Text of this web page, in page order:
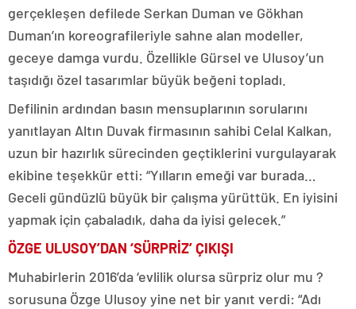
gerçekleşen defilede Serkan Duman ve Gökhan
Duman’ın koreografileriyle sahne alan modeller,
geceye damga vurdu. Özellikle Gürsel ve Ulusoy’un
taşıdığı özel tasarımlar büyük beğeni topladı.
Defilinin ardından basın mensuplarının sorularını
yanıtlayan Altın Duvak firmasının sahibi Celal Kalkan,
uzun bir hazırlık sürecinden geçtiklerini vurgulayarak
ekibine teşekkür etti: “Yılların emeği var burada…
Geceli gündüzlü büyük bir çalışma yürüttük. En iyisini
yapmak için çabaladık, daha da iyisi gelecek.”
ÖZGE ULUSOY’DAN ‘SÜRPRİZ’ ÇIKIŞI
Muhabirlerin 2016’da ‘evlilik olursa sürpriz olur mu ?
sorusuna Özge Ulusoy yine net bir yanıt verdi: “Adı